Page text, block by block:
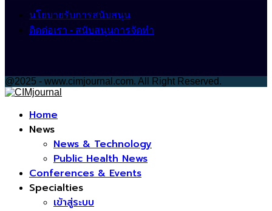
นโยบายรับการสนับสนุน
ติดต่อเรา - สนับสนุนการจัดทำ
@2025 - www.cimjournal.com. All Right Reserved.
Home
News
News & Technology
Public Health News
Conferences & Events
Specialties
เข้าสู่ระบบ